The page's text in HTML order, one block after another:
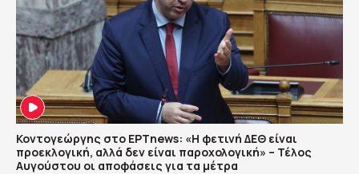
Κοντογεώργης στο ΕΡΤnews: «Η φετινή ΔΕΘ είναι
προεκλογική, αλλά δεν είναι παροχολογική» – Τέλος
Αυγούστου οι αποφάσεις για τα μέτρα